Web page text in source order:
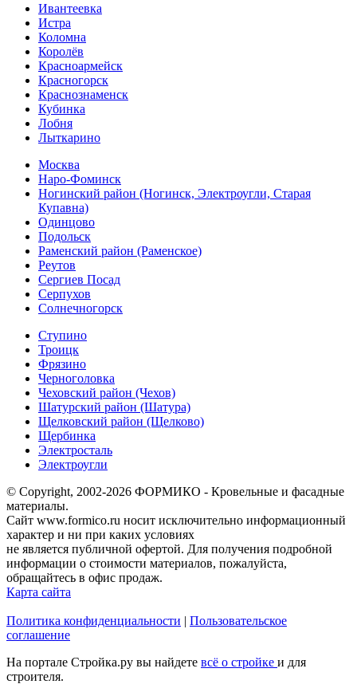
Ивантеевка
Истра
Коломна
Королёв
Красноармейск
Красногорск
Краснознаменск
Кубинка
Лобня
Лыткарино
Москва
Наро-Фоминск
Ногинский район (Ногинск, Электроугли, Старая
Купавна)
Одинцово
Подольск
Раменский район (Раменское)
Реутов
Сергиев Посад
Серпухов
Солнечногорск
Ступино
Троицк
Фрязино
Черноголовка
Чеховский район (Чехов)
Шатурский район (Шатура)
Щелковский район (Щелково)
Щербинка
Электросталь
Электроугли
© Copyright, 2002-2026 ФОРМИКО - Кровельные и фасадные
материалы.
Сайт www.formico.ru носит исключительно информационный
характер и ни при каких условиях
не является публичной офертой. Для получения подробной
информации о стоимости материалов, пожалуйста,
обращайтесь в офис продаж.
Карта сайта
Политика конфиденциальности | Пользовательское
соглашение
На портале Стройка.ру вы найдете всё о стройке и для
строителя.